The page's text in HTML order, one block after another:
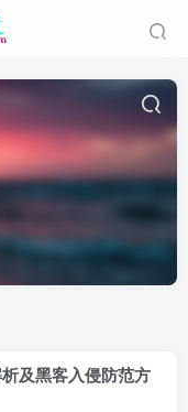
及黑客入侵防范方